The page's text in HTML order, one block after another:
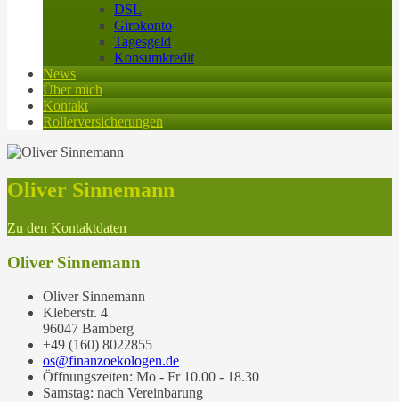
DSL
Girokonto
Tagesgeld
Konsumkredit
News
Über mich
Kontakt
Rollerversicherungen
Oliver Sinnemann
Zu den Kontaktdaten
Oliver Sinnemann
Oliver Sinnemann
Kleberstr. 4
96047 Bamberg
+49 (160) 8022855
os@finanzoekologen.de
Öffnungszeiten: Mo - Fr 10.00 - 18.30
Samstag: nach Vereinbarung